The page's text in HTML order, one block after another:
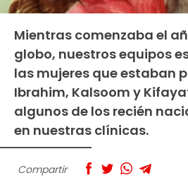
Mientras comenzaba el
globo, nuestros equipos
las mujeres que estaban
Ibrahim, Kalsoom y
algunos de los recién
en nuestras clínicas.
Compartir